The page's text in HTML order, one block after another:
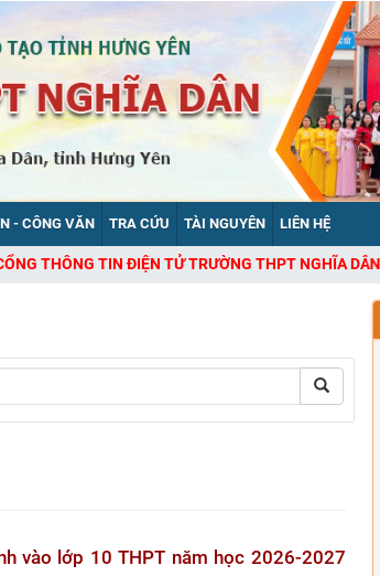
- CÔNG VĂN TRA CỨU TÀI NGUYÊN LIÊN HỆ
TIN ĐIỆN TỬ TRƯỜNG THPT NGHĨA DÂN
vào lớp 10 THPT năm học 2026-2027